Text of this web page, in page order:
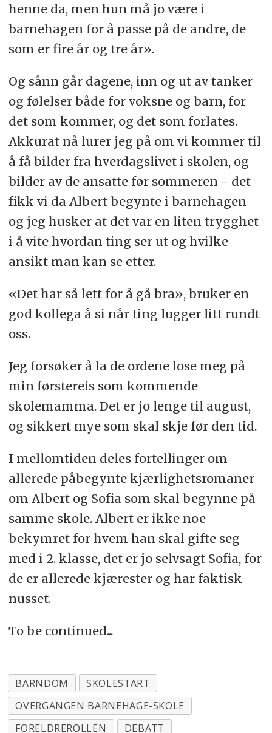
henne da, men hun må jo være i
barnehagen for å passe på de andre, de
som er fire år og tre år».
Og sånn går dagene, inn og ut av tanker
og følelser både for voksne og barn, for
det som kommer, og det som forlates.
Akkurat nå lurer jeg på om vi kommer til
å få bilder fra hverdagslivet i skolen, og
bilder av de ansatte før sommeren - det
fikk vi da Albert begynte i barnehagen
og jeg husker at det var en liten trygghet
i å vite hvordan ting ser ut og hvilke
ansikt man kan se etter.
«Det har så lett for å gå bra», bruker en
god kollega å si når ting lugger litt rundt
oss.
Jeg forsøker å la de ordene lose meg på
min førstereis som kommende
skolemamma. Det er jo lenge til august,
og sikkert mye som skal skje før den tid.
I mellomtiden deles fortellinger om
allerede påbegynte kjærlighetsromaner
om Albert og Sofia som skal begynne på
samme skole. Albert er ikke noe
bekymret for hvem han skal gifte seg
med i 2. klasse, det er jo selvsagt Sofia, for
de er allerede kjærester og har faktisk
nusset.
To be continued...
BARNDOM
SKOLESTART
OVERGANGEN BARNEHAGE-SKOLE
FORELDREROLLEN
DEBATT